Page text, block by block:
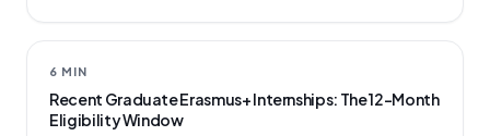
6 MIN
Recent Graduate Erasmus+ Internships: The 12-Month
Eligibility Window